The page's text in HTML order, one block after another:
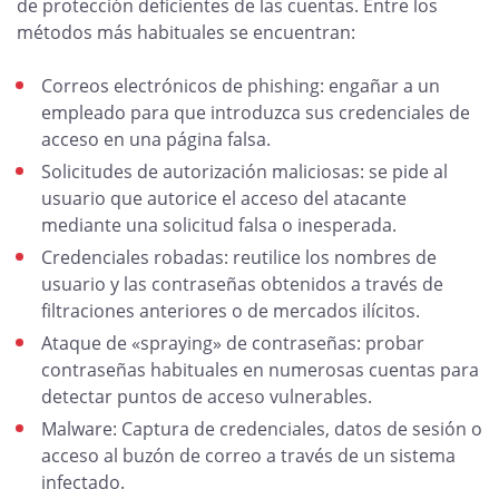
de protección deficientes de las cuentas. Entre los
métodos más habituales se encuentran:
Correos electrónicos de phishing: engañar a un
empleado para que introduzca sus credenciales de
acceso en una página falsa.
Solicitudes de autorización maliciosas: se pide al
usuario que autorice el acceso del atacante
mediante una solicitud falsa o inesperada.
Credenciales robadas: reutilice los nombres de
usuario y las contraseñas obtenidos a través de
filtraciones anteriores o de mercados ilícitos.
Ataque de «spraying» de contraseñas: probar
contraseñas habituales en numerosas cuentas para
detectar puntos de acceso vulnerables.
Malware: Captura de credenciales, datos de sesión o
acceso al buzón de correo a través de un sistema
infectado.